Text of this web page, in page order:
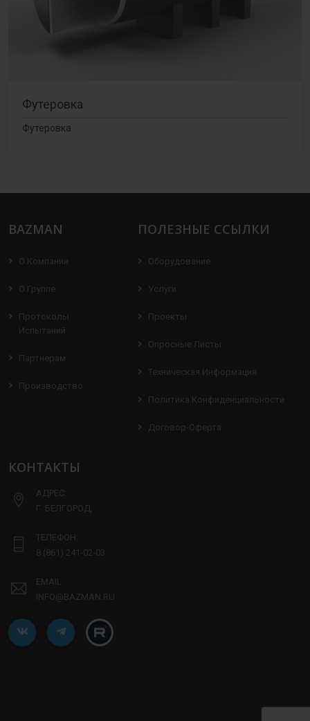
Футеровка
Футеровка
BAZMAN
О Компании
О Группе
Протоколы
Испытаний
Партнерам
Производство
ПОЛЕЗНЫЕ ССЫЛКИ
Оборудование
Услуги
Проекты
Опросные Листы
Техническая Информация
Политика Конфиденциальности
Договор-Оферта
КОНТАКТЫ
АДРЕС:
Г. БЕЛГОРОД,
ТЕЛЕФОН:
8 (861) 241-02-03
EMAIL:
INFO@BAZMAN.RU